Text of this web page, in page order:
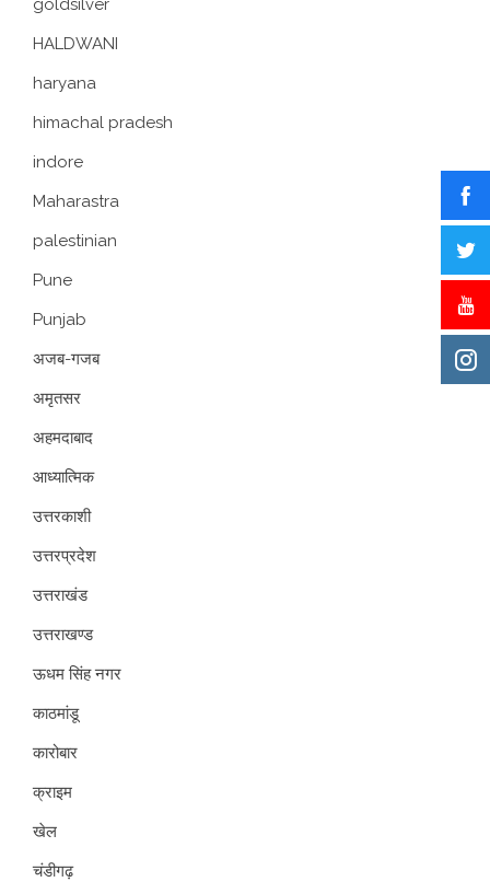
goldsilver
HALDWANI
haryana
himachal pradesh
indore
Maharastra
palestinian
Pune
Punjab
अजब-गजब
अमृतसर
अहमदाबाद
आध्यात्मिक
उत्तरकाशी
उत्तरप्रदेश
उत्तराखंड
उत्तराखण्ड
ऊधम सिंह नगर
काठमांडू
कारोबार
क्राइम
खेल
चंडीगढ़